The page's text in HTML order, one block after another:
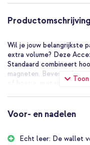
Productomschrijving
Wil je jouw belangrijkste
extra volume? Deze
Standaard combineert
magneten. Bevestig hem
of hoesje, met ruimte tot
gestikte randen voor een
Voor- en nadelen
Echt leer: De wallet